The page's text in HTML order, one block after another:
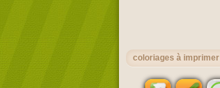
coloriages à imprimer